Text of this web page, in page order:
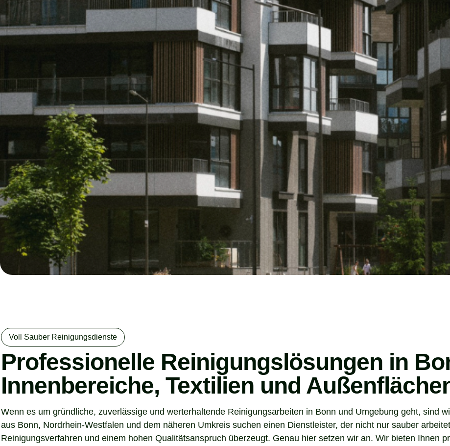
Voll Sauber Reinigungsdienste
Professionelle Reinigungslösungen in
Innenbereiche, Textilien und
Wenn es um gründliche, zuverlässige und werterhaltende Reinigungsarbeiten in Bonn und Umgebung geht, sind
aus Bonn, Nordrhein-Westfalen und dem näheren Umkreis suchen einen Dienstleister, der nicht nur sauber
Reinigungsverfahren und einem hohen Qualitätsanspruch überzeugt. Genau hier setzen wir an. Wir bieten Ihnen